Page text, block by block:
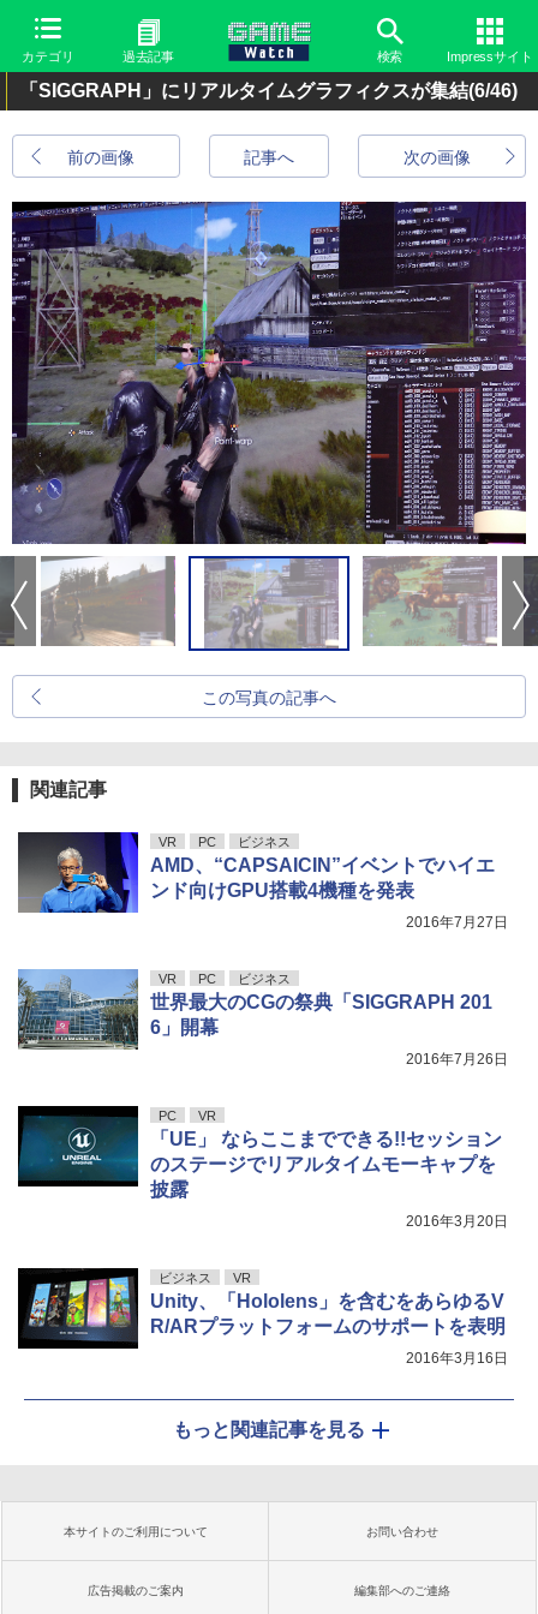
カテゴリ 過去記事 検索 Impressサイト
「SIGGRAPH」にリアルタイムグラフィクスが集結(6/46)
前の画像 次の画像
記事へ
この写真の記事へ
関連記事
VR PC ビジネス
AMD、“CAPSAICIN”イベントでハイエ
ンド向けGPU搭載4機種を発表
2016年7月27日
VR PC ビジネス
世界最大のCGの祭典「SIGGRAPH 201
6」開幕
2016年7月26日
PC VR
「UE」 ならここまでできる!!セッション
のステージでリアルタイムモーキャプを
披露
2016年3月20日
ビジネス VR
Unity、「Hololens」を含むをあらゆるV
R/ARプラットフォームのサポートを表明
2016年3月16日
もっと関連記事を見る
本サイトのご利用について お問い合わせ
広告掲載のご案内 編集部へのご連絡